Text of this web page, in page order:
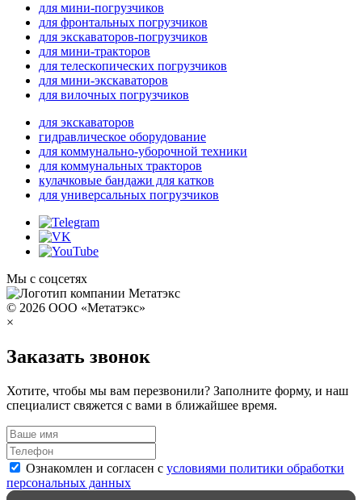
для мини-погрузчиков
для фронтальных погрузчиков
для экскаваторов-погрузчиков
для мини-тракторов
для телескопических погрузчиков
для мини-экскаваторов
для вилочных погрузчиков
для экскаваторов
гидравлическое оборудование
для коммунально-уборочной техники
для коммунальных тракторов
кулачковые бандажи для катков
для универсальных погрузчиков
Мы с соцсетях
© 2026 ООО «Метатэкс»
×
Заказать звонок
Хотите, чтобы мы вам перезвонили? Заполните форму, и наш
специалист свяжется с вами в ближайшее время.
Ознакомлен и согласен с условиями политики обработки
персональных данных